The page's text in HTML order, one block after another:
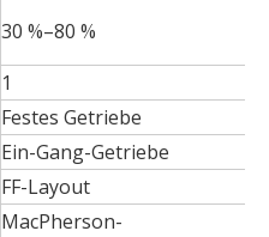
30 %–80 %
1
Festes Getriebe
Ein-Gang-Getriebe
FF-Layout
MacPherson-